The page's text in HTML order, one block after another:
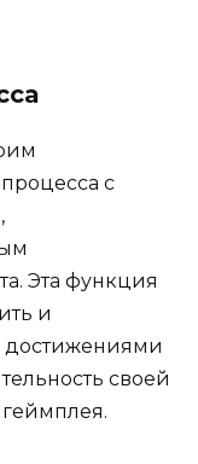
с
Эта функция
и
достижениями
своей